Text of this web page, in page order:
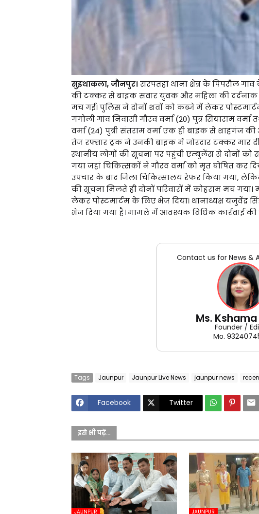
सुइथाकला, जौनपुर। सरपतहां थाना क्षेत्र के पिपरौल
की टक्कर से बाइक सवार युवक और महिला की दर्दनाक
मच गई। पुलिस ने दोनों शवों को कब्जे में लेकर
गंगोली गांव निवासी गौरव वर्मा (20) पुत्र सियाराम
वर्मा (24) पुत्री संतराम वर्मा एक ही बाइक से शाहगंज
तेज रफ्तार ट्रक ने उनकी बाइक में जोरदार टक्कर मार
स्थानीय लोगों की सूचना पर पहुंची एम्बुलेंस से दोनों को
गया जहां चिकित्सकों ने गौरव वर्मा को मृत घोषित कर
उपचार के बाद जिला चिकित्सालय रेफर किया गया,
की सूचना मिलते ही दोनों परिवारों में कोहराम मच
लेकर पोस्टमार्टम के लिए भेज दिया। थानाध्यक्ष यजुवेंद्र
भेज दिया गया है। मामले में आवश्यक विधिक कार्रवाई की
Contact us for News &
Ms.
Founder /
Mo.
Tags Jaunpur Jaunpur Live News jaunpur news
Facebook Twitter
इसे भी पढ़ें...
JAUNPUR JAUNPUR